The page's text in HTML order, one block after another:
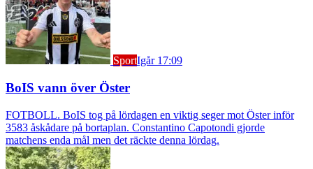
SportIgår 17:09
BoIS vann över Öster
FOTBOLL. BoIS tog på lördagen en viktig seger mot Öster inför
3583 åskådare på bortaplan. Constantino Capotondi gjorde
matchens enda mål men det räckte denna lördag.